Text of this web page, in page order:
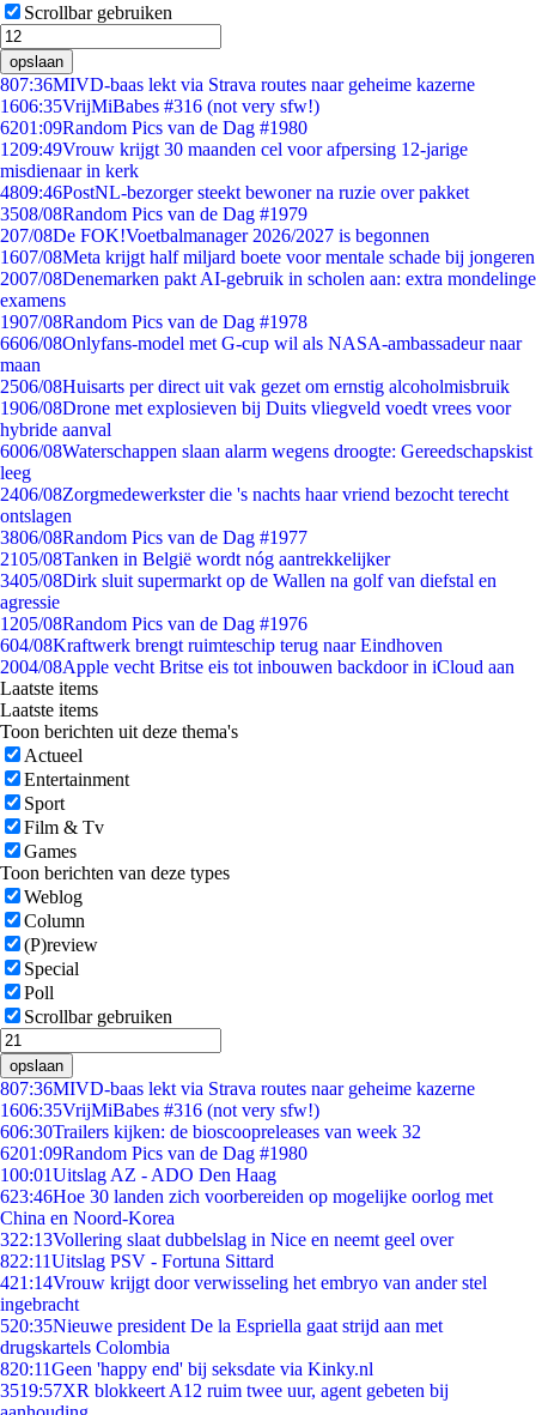
Scrollbar gebruiken
opslaan
807:36MIVD-baas lekt via Strava routes naar geheime kazerne
1606:35VrijMiBabes #316 (not very sfw!)
6201:09Random Pics van de Dag #1980
1209:49Vrouw krijgt 30 maanden cel voor afpersing 12-jarige
misdienaar in kerk
4809:46PostNL-bezorger steekt bewoner na ruzie over pakket
3508/08Random Pics van de Dag #1979
207/08De FOK!Voetbalmanager 2026/2027 is begonnen
1607/08Meta krijgt half miljard boete voor mentale schade bij jongeren
2007/08Denemarken pakt AI-gebruik in scholen aan: extra mondelinge
examens
1907/08Random Pics van de Dag #1978
6606/08Onlyfans-model met G-cup wil als NASA-ambassadeur naar
maan
2506/08Huisarts per direct uit vak gezet om ernstig alcoholmisbruik
1906/08Drone met explosieven bij Duits vliegveld voedt vrees voor
hybride aanval
6006/08Waterschappen slaan alarm wegens droogte: Gereedschapskist
leeg
2406/08Zorgmedewerkster die 's nachts haar vriend bezocht terecht
ontslagen
3806/08Random Pics van de Dag #1977
2105/08Tanken in België wordt nóg aantrekkelijker
3405/08Dirk sluit supermarkt op de Wallen na golf van diefstal en
agressie
1205/08Random Pics van de Dag #1976
604/08Kraftwerk brengt ruimteschip terug naar Eindhoven
2004/08Apple vecht Britse eis tot inbouwen backdoor in iCloud aan
Laatste items
Laatste items
Toon berichten uit deze thema's
Actueel
Entertainment
Sport
Film & Tv
Games
Toon berichten van deze types
Weblog
Column
(P)review
Special
Poll
Scrollbar gebruiken
opslaan
807:36MIVD-baas lekt via Strava routes naar geheime kazerne
1606:35VrijMiBabes #316 (not very sfw!)
606:30Trailers kijken: de bioscoopreleases van week 32
6201:09Random Pics van de Dag #1980
100:01Uitslag AZ - ADO Den Haag
623:46Hoe 30 landen zich voorbereiden op mogelijke oorlog met
China en Noord-Korea
322:13Vollering slaat dubbelslag in Nice en neemt geel over
822:11Uitslag PSV - Fortuna Sittard
421:14Vrouw krijgt door verwisseling het embryo van ander stel
ingebracht
520:35Nieuwe president De la Espriella gaat strijd aan met
drugskartels Colombia
820:11Geen 'happy end' bij seksdate via Kinky.nl
3519:57XR blokkeert A12 ruim twee uur, agent gebeten bij